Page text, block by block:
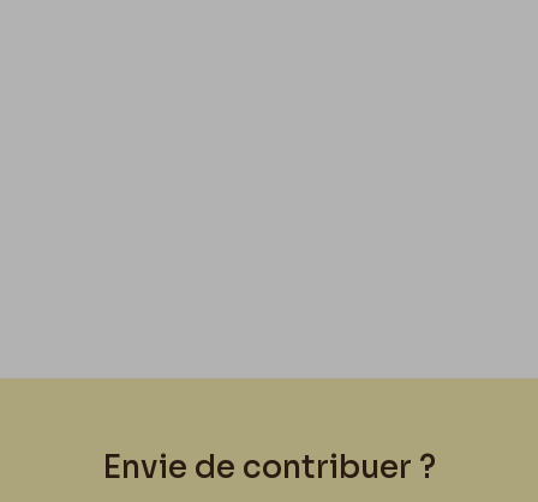
Envie de contribuer ?